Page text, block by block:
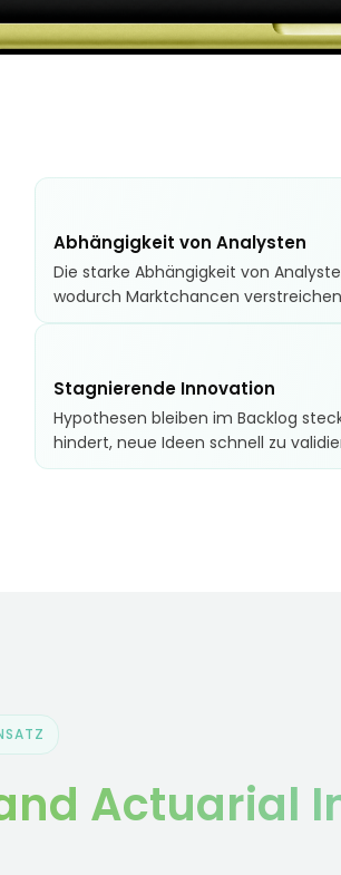
Abhängigkeit von Analysten
Die starke Abhängigkeit von
wodurch Marktchancen
Stagnierende Innovation
Hypothesen bleiben im Backlog
hindert, neue Ideen schnell zu
Actuarial